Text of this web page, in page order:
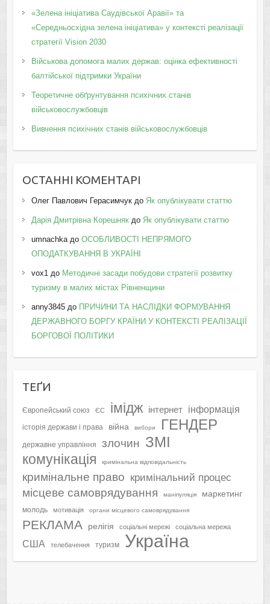
«Зелена ініціатива Саудівської Аравії» та
«Середньосхідна зелена ініціатива» у контексті реалізації
стратегії Vision 2030
Військова допомога малих держав: оцінка ефективності
балтійської підтримки України
Теоретичне обґрунтування психічних станів
військовослужбовців
Вивчення психічних станів військовослужбовців
ОСТАННІ КОМЕНТАРІ
Олег Павлович Герасимчукдо Як опублікувати статтю
Дарія Дмитрівна Корешнякдо Як опублікувати статтю
umnachkaдо ОСОБЛИВОСТІ НЕПРЯМОГО
ОПОДАТКУВАННЯ В УКРАЇНІ
vox1до Методичні засади побудови стратегії розвитку
туризму в малих містах Рівненщини
anny3845до ПРИЧИНИ ТА НАСЛІДКИ ФОРМУВАННЯ
ДЕРЖАВНОГО БОРГУ КРАЇНИ У КОНТЕКСТІ РЕАЛІЗАЦІЇ
БОРГОВОЇ ПОЛІТИКИ
ТЕҐИ
Європейський союз ЄС імідж інтернет інформація
історія держави і права війна вибори ГЕНДЕР
державне управління злочин ЗМІ
комунікація кримінальна відповідальність
кримінальне право кримінальний процес
місцеве самоврядування маніпуляція маркетинг
молодь мотивація органи місцевого самоврядування
РЕКЛАМА релігія соціальні мережі соціальна мережа
США телебачення туризм Україна